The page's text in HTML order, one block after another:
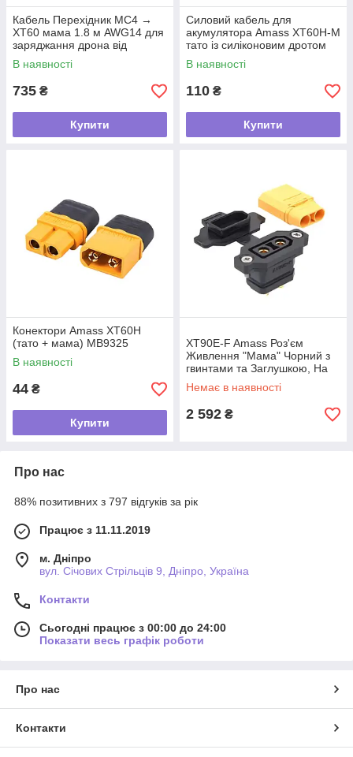
Кабель Перехідник MC4 →
XT60 мама 1.8 м AWG14 для
заряджання дрона від
сонячних панелей
В наявності
735 ₴
Купити
Силовий кабель для
акумулятора Amass XT60H-M
тато із силіконовим дротом
12AWG MB8210
В наявності
110 ₴
Купити
Конектори Amass XT60H
(тато + мама) MB9325
В наявності
44 ₴
Купити
XT90E-F Amass Роз'єм
Живлення "Мама" Чорний з
гвинтами та Заглушкою, На
Корпус
Немає в наявності
2 592 ₴
Про нас
88% позитивних з 797 відгуків за рік
Працює з 11.11.2019
м. Дніпро
вул. Січових Стрільців 9, Дніпро, Україна
Контакти
Сьогодні працює з 00:00 до 24:00
Показати весь графік роботи
Про нас
Контакти